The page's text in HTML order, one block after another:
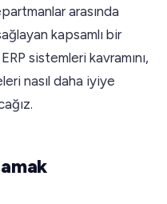
arasında
kapsamlı bir
sistemleri kavramını,
nasıl daha iyiye